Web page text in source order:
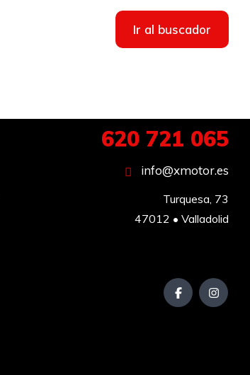
Ir al buscador
620 721 065
info@xmotor.es
Turquesa, 73
47012 • Valladolid